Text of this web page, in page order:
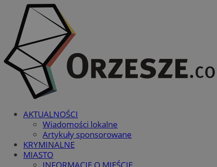
AKTUALNOŚCI
Wiadomości lokalne
Artykuły sponsorowane
KRYMINALNE
MIASTO